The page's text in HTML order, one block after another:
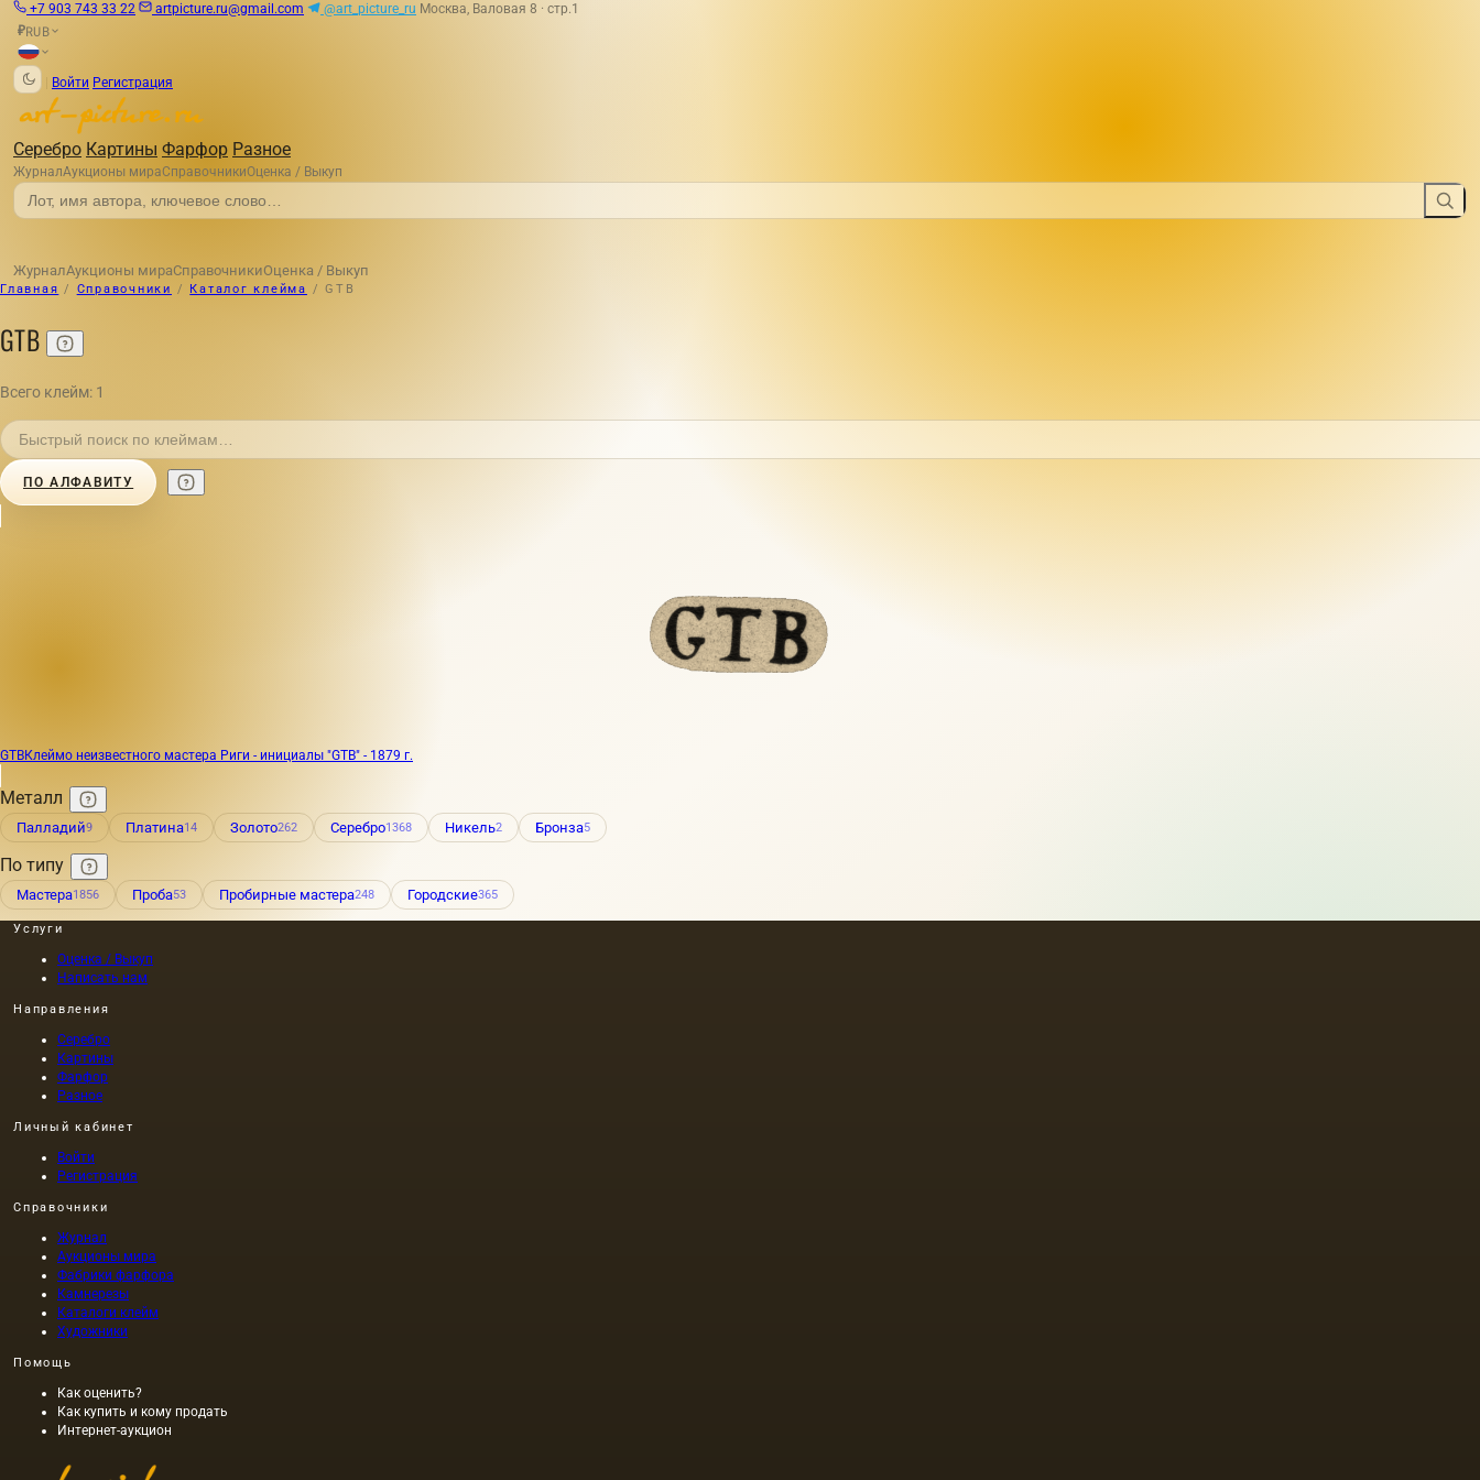
+7 903 743 33 22 artpicture.ru@gmail.com @art_picture_ru Москва, Валовая 8 · стр.1
₽RUB
Войти Регистрация
Серебро Картины Фарфор Разное
ЖурналАукционы мираСправочникиОценка / Выкуп
ЖурналАукционы мираСправочникиОценка / Выкуп
Главная / Справочники / Каталог клейма / GTB
GTB
Всего клейм: 1
ПО АЛФАВИТУ
GTBКлеймо неизвестного мастера Риги - инициалы "GTB" - 1879 г.
Металл
Палладий9 Платина14 Золото262 Серебро1368 Никель2 Бронза5
По типу
Мастера1856 Проба53 Пробирные мастера248 Городские365
Услуги
Оценка / Выкуп
Написать нам
Направления
Серебро
Картины
Фарфор
Разное
Личный кабинет
Войти
Регистрация
Справочники
Журнал
Аукционы мира
Фабрики фарфора
Камнерезы
Каталоги клейм
Художники
Помощь
Как оценить?
Как купить и кому продать
Интернет-аукцион